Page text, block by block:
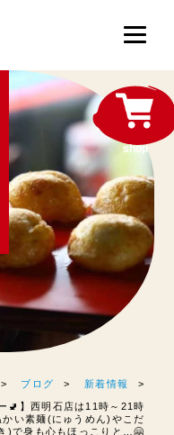
ブログ 新着情報
🚽】西明石店は11時～21時
い素麺(にゅうめん)やこだ
)で身も心もほっこりと…🤗
shop